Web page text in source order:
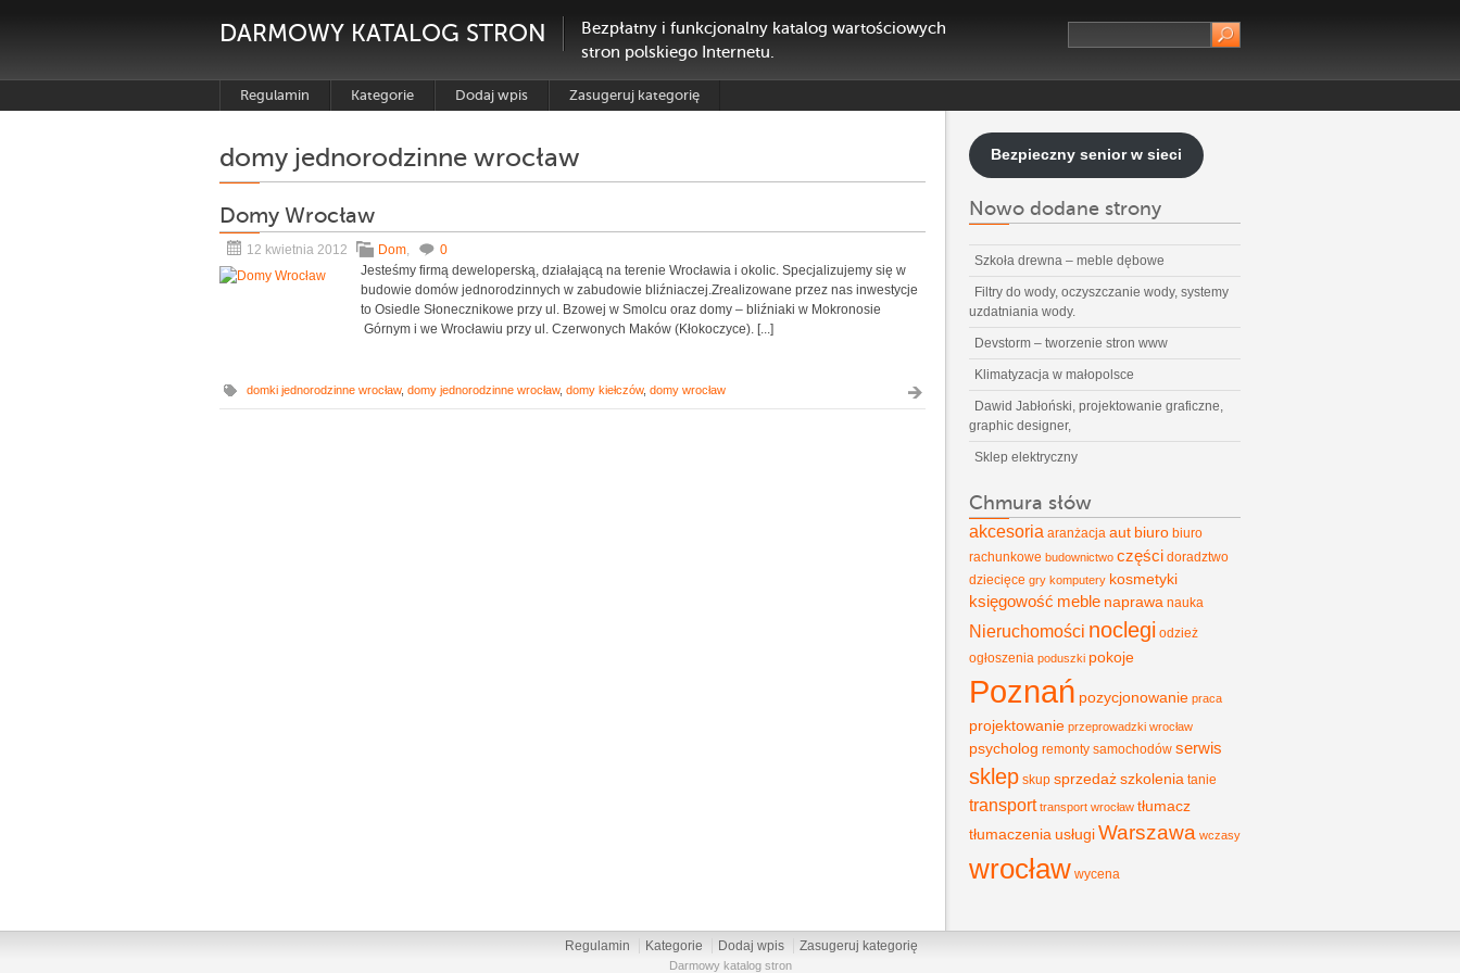
DARMOWY KATALOG STRON
Bezpłatny i funkcjonalny katalog wartościowych
stron polskiego Internetu.
Regulamin Kategorie Dodaj wpis Zasugeruj kategorię
domy jednorodzinne wrocław
Domy Wrocław
12 kwietnia 2012 Dom,
0
Jesteśmy firmą deweloperską, działającą na terenie Wrocławia i okolic. Specjalizujemy się w
budowie domów jednorodzinnych w zabudowie bliźniaczej.Zrealizowane przez nas inwestycje
to Osiedle Słonecznikowe przy ul. Bzowej w Smolcu oraz domy – bliźniaki w Mokronosie
Górnym i we Wrocławiu przy ul. Czerwonych Maków (Kłokoczyce). [...]
domki jednorodzinne wrocław, domy jednorodzinne wrocław, domy kiełczów, domy wrocław
Bezpieczny senior w sieci
Nowo dodane strony
Szkoła drewna – meble dębowe
Filtry do wody, oczyszczanie wody, systemy
uzdatniania wody.
Devstorm – tworzenie stron www
Klimatyzacja w małopolsce
Dawid Jabłoński, projektowanie graficzne,
graphic designer,
Sklep elektryczny
Chmura słów
akcesoria aranżacja aut biuro biuro
rachunkowe budownictwo części doradztwo
dziecięce gry komputery kosmetyki
księgowość meble naprawa nauka
Nieruchomości noclegi odzież
ogłoszenia poduszki pokoje
Poznań pozycjonowanie praca
projektowanie przeprowadzki wrocław
psycholog remonty samochodów serwis
sklep skup sprzedaższkolenia tanie
transport transport wrocław tłumacz
tłumaczenia usługiWarszawa wczasy
wrocław wycena
Regulamin Kategorie Dodaj wpis Zasugeruj kategorię
Darmowy katalog stron